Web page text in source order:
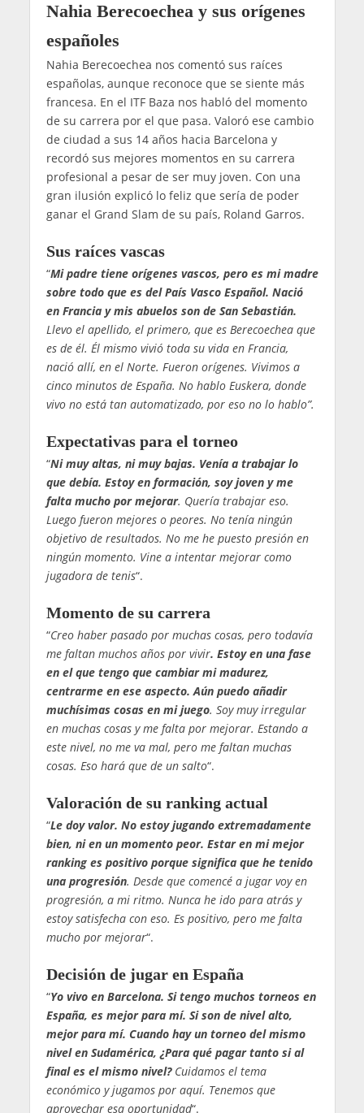
Nahia Berecoechea y sus orígenes
españoles
Nahia Berecoechea nos comentó sus raíces
españolas, aunque reconoce que se siente más
francesa. En el ITF Baza nos habló del momento
de su carrera por el que pasa. Valoró ese cambio
de ciudad a sus 14 años hacia Barcelona y
recordó sus mejores momentos en su carrera
profesional a pesar de ser muy joven. Con una
gran ilusión explicó lo feliz que sería de poder
ganar el Grand Slam de su país, Roland Garros.
Sus raíces vascas
“Mi padre tiene orígenes vascos, pero es mi madre
sobre todo que es del País Vasco Español. Nació
en Francia y mis abuelos son de San Sebastián.
Llevo el apellido, el primero, que es Berecoechea que
es de él. Él mismo vivió toda su vida en Francia,
nació allí, en el Norte. Fueron orígenes. Vivimos a
cinco minutos de España. No hablo Euskera, donde
vivo no está tan automatizado, por eso no lo hablo”.
Expectativas para el torneo
“Ni muy altas, ni muy bajas. Venía a trabajar lo
que debía. Estoy en formación, soy joven y me
falta mucho por mejorar. Quería trabajar eso.
Luego fueron mejores o peores. No tenía ningún
objetivo de resultados. No me he puesto presión en
ningún momento. Vine a intentar mejorar como
jugadora de tenis“.
Momento de su carrera
“Creo haber pasado por muchas cosas, pero todavía
me faltan muchos años por vivir. Estoy en una fase
en el que tengo que cambiar mi madurez,
centrarme en ese aspecto. Aún puedo añadir
muchísimas cosas en mi juego. Soy muy irregular
en muchas cosas y me falta por mejorar. Estando a
este nivel, no me va mal, pero me faltan muchas
cosas. Eso hará que de un salto“.
Valoración de su ranking actual
“Le doy valor. No estoy jugando extremadamente
bien, ni en un momento peor. Estar en mi mejor
ranking es positivo porque significa que he tenido
una progresión. Desde que comencé a jugar voy en
progresión, a mi ritmo. Nunca he ido para atrás y
estoy satisfecha con eso. Es positivo, pero me falta
mucho por mejorar“.
Decisión de jugar en España
“Yo vivo en Barcelona. Si tengo muchos torneos en
España, es mejor para mí. Si son de nivel alto,
mejor para mí. Cuando hay un torneo del mismo
nivel en Sudamérica, ¿Para qué pagar tanto si al
final es el mismo nivel?Cuidamos el tema
económico y jugamos por aquí. Tenemos que
aprovechar esa oportunidad“.